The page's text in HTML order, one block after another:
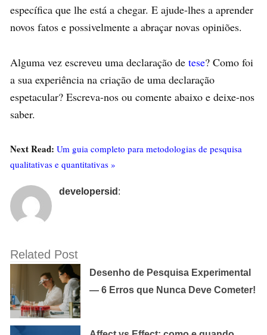
específica que lhe está a chegar. E ajude-lhes a aprender
novos fatos e possivelmente a abraçar novas opiniões.
Alguma vez escreveu uma declaração de tese? Como foi
a sua experiência na criação de uma declaração
espetacular? Escreva-nos ou comente abaixo e deixe-nos
saber.
Next Read: Um guia completo para metodologias de pesquisa
qualitativas e quantitativas »
developersid :
Related Post
Desenho de Pesquisa Experimental
— 6 Erros que Nunca Deve Cometer!